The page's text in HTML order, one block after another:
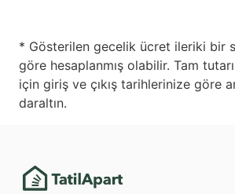
* Gösterilen gecelik ücret ileriki bir
göre hesaplanmış olabilir. Tam
için giriş ve çıkış tarihlerinize göre
daraltın.